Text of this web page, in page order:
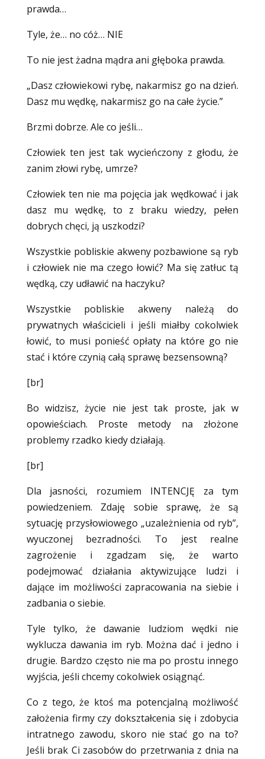
prawda…
Tyle, że… no cóż… NIE
To nie jest żadna mądra ani głęboka prawda.
„Dasz człowiekowi rybę, nakarmisz go na dzień.
Dasz mu wędkę, nakarmisz go na całe życie.”
Brzmi dobrze. Ale co jeśli…
Człowiek ten jest tak wycieńczony z głodu, że
zanim złowi rybę, umrze?
Człowiek ten nie ma pojęcia jak wędkować i jak
dasz mu wędkę, to z braku wiedzy, pełen
dobrych chęci, ją uszkodzi?
Wszystkie pobliskie akweny pozbawione są ryb
i człowiek nie ma czego łowić? Ma się zatłuc tą
wędką, czy udławić na haczyku?
Wszystkie pobliskie akweny należą do
prywatnych właścicieli i jeśli miałby cokolwiek
łowić, to musi ponieść opłaty na które go nie
stać i które czynią całą sprawę bezsensowną?
[br]
Bo widzisz, życie nie jest tak proste, jak w
opowieściach. Proste metody na złożone
problemy rzadko kiedy działają.
[br]
Dla jasności, rozumiem INTENCJĘ za tym
powiedzeniem. Zdaję sobie sprawę, że są
sytuację przysłowiowego „uzależnienia od ryb”,
wyuczonej bezradności. To jest realne
zagrożenie i zgadzam się, że warto
podejmować działania aktywizujące ludzi i
dające im możliwości zapracowania na siebie i
zadbania o siebie.
Tyle tylko, że dawanie ludziom wędki nie
wyklucza dawania im ryb. Można dać i jedno i
drugie. Bardzo często nie ma po prostu innego
wyjścia, jeśli chcemy cokolwiek osiągnąć.
Co z tego, że ktoś ma potencjalną możliwość
założenia firmy czy dokształcenia się i zdobycia
intratnego zawodu, skoro nie stać go na to?
Jeśli brak Ci zasobów do przetrwania z dnia na